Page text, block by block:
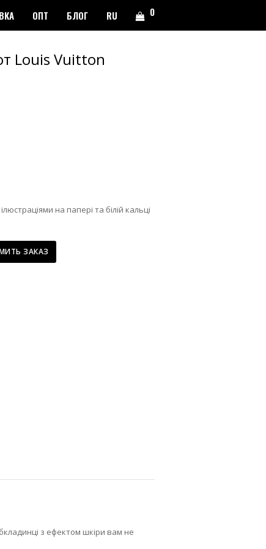
ОПТ БЛОГ RU 0
Louis Vuitton
на папері та білій кальці
ЗАКАЗ
з ефектом шкіри вам не